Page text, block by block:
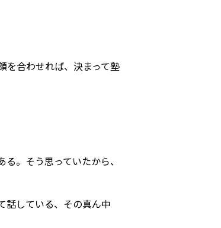
を合わせれば、決まって塾
。そう思っていたから、
話している、その真ん中